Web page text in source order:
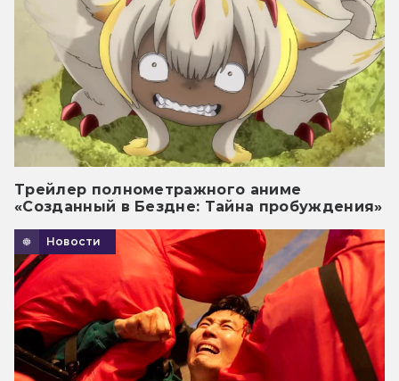
Трейлер полнометражного аниме
«Созданный в Бездне: Тайна пробуждения»
Новости